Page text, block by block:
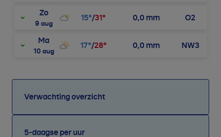
Verwachting overzicht
5-daagse per uur
Zo
9 aug
15°/31° 0,0 mm O2
Ma
10 aug
17°/28° 0,0 mm NW3